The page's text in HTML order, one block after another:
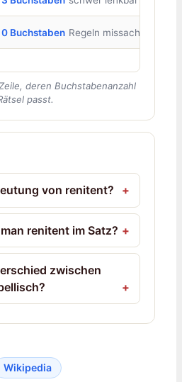
Buchstaben Regeln missachtend
deren Buchstabenanzahl
passt.
von renitent?
renitent im Satz?
zwischen
Wikipedia